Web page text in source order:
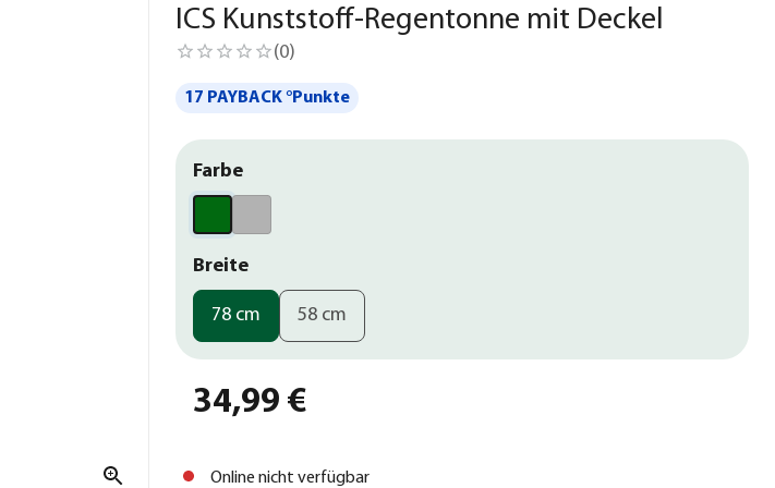
ICS Kunststoff-Regentonne mit Deckel
(0)
17 PAYBACK °Punkte
Farbe
Breite
78 cm 58 cm
34,99 €
Online nicht verfügbar